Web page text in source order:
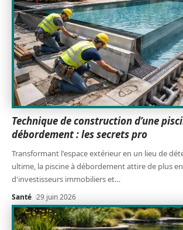
Technique de construction d’une
débordement : les secrets pro
Transformant l'espace extérieur en un lieu de
ultime, la piscine à débordement attire de plus
d'investisseurs immobiliers et…
Santé 29 juin 2026